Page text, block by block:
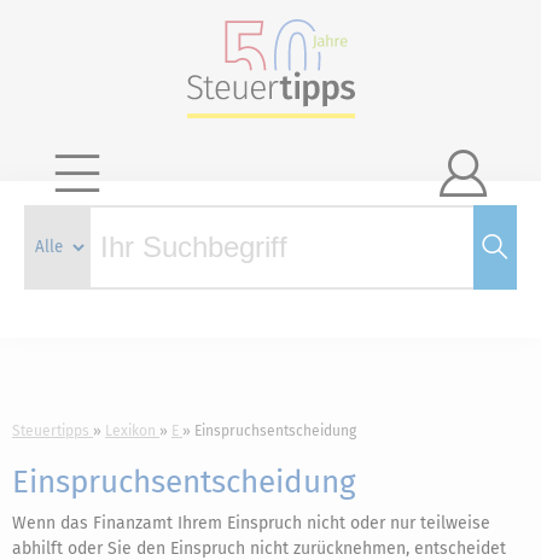

Steuertipps Lexikon E Einspruchsentscheidung
Einspruchsentscheidung
Wenn das Finanzamt Ihrem Einspruch nicht oder nur teilweise
abhilft oder Sie den Einspruch nicht zurücknehmen, entscheidet